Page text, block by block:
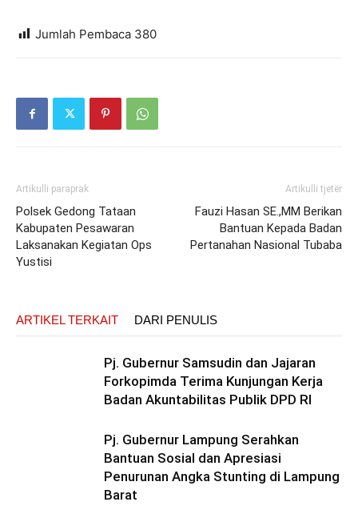
Jumlah Pembaca 380
Artikulli paraprak
Polsek Gedong Tataan
Kabupaten Pesawaran
Laksanakan Kegiatan Ops
Yustisi
Artikulli tjetër
Fauzi Hasan SE.,MM Berikan
Bantuan Kepada Badan
Pertanahan Nasional Tubaba
ARTIKEL TERKAIT DARI PENULIS
Pj. Gubernur Samsudin dan Jajaran
Forkopimda Terima Kunjungan Kerja
Badan Akuntabilitas Publik DPD RI
Pj. Gubernur Lampung Serahkan
Bantuan Sosial dan Apresiasi
Penurunan Angka Stunting di Lampung
Barat